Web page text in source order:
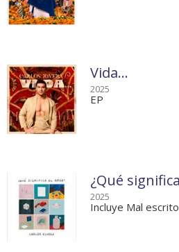
Vida…
2025
EP
¿Qué
2025
Incluye Mal